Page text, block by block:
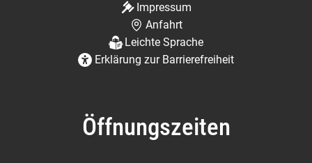
Impressum
Anfahrt
Leichte Sprache
Erklärung zur Barrierefreiheit
Öffnungszeiten